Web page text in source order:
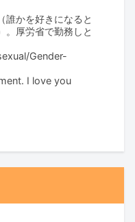
誰かを好きになると
。厚労省で勤務しと
Gender-
I love you